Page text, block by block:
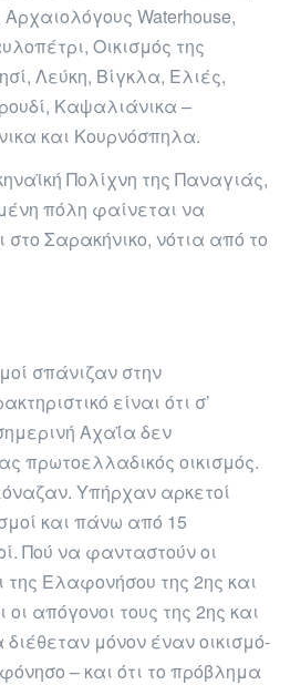
Waterhouse,
Οικισμός της
Λεύκη, Βίγκλα, Ελιές,
Καψαλιάνικα –
και Κουρνόσπηλα.
Πολίχνη της Παναγιάς,
πόλη φαίνεται να
στο Σαρακήνικο, νότια από το
σπάνιζαν στην
είναι ότι σ’
Αχαΐα δεν
πρωτοελλαδικός οικισμός.
Υπήρχαν αρκετοί
και πάνω από 15
Πού να φανταστούν οι
της Ελαφονήσου της 2ης και
οι απόγονοι τους της 2ης και
διέθεταν μόνον έναν οικισμό-
– και ότι το πρόβλημα